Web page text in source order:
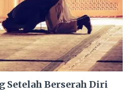
Setelah Berserah Diri